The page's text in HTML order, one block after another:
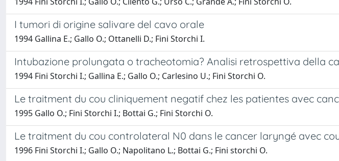
I tumori di origine salivare del cavo orale
1994 Gallina E.; Gallo O.; Ottanelli D.; Fini Storchi I.
Intubazione prolungata o tracheotomia? Analisi retrospettiva della
1994 Fini Storchi I.; Gallina E.; Gallo O.; Carlesino U.; Fini Storchi O.
Le traitment du cou cliniquement negatif chez les patientes avec
1995 Gallo O.; Fini Storchi I.; Bottai G.; Fini Storchi O.
Le traitment du cou controlateral N0 dans le cancer laryngé avec
1996 Fini Storchi I.; Gallo O.; Napolitano L.; Bottai G.; Fini storchi O.